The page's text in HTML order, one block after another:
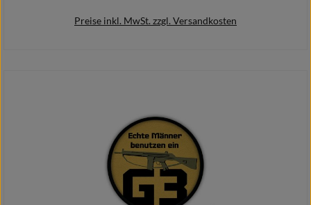
Preise inkl. MwSt. zzgl. Versandkosten